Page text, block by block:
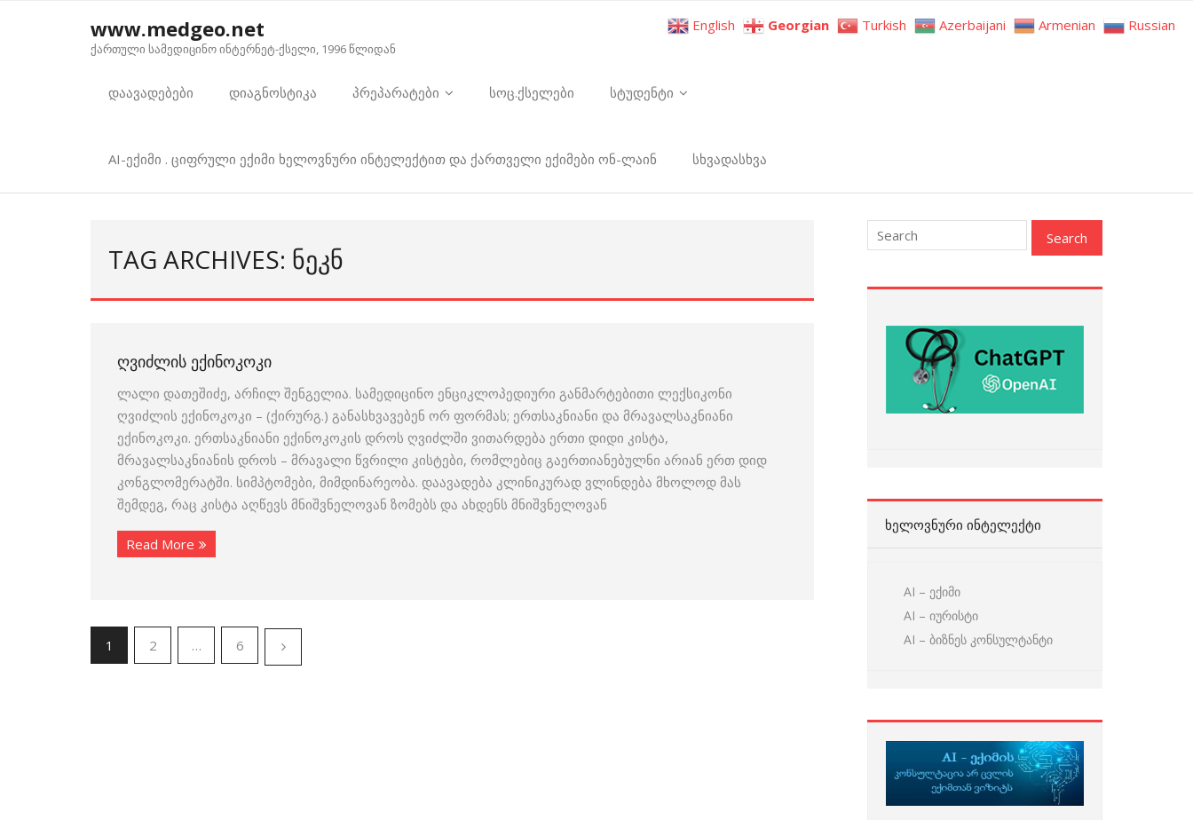
www.medgeo.net
ქართული სამედიცინო ინტერნეტ-ქსელი, 1996 წლიდან
დაავადებები დიაგნოსტიკა პრეპარატები სოც.ქსელები სტუდენტი
AI-ექიმი . ციფრული ექიმი ხელოვნური ინტელექტით და ქართველი ექიმები ონ-ლაინ სხვადასხვა
TAG ARCHIVES: ᲜᲔᲙᲜ
ᲦᲕᲘᲫᲚᲘᲡ ᲔᲥᲘᲜᲝᲙᲝᲙᲘ
ლალი დათეშიძე, არჩილ შენგელია. სამედიცინო ენციკლოპედიური განმარტებითი ლექსიკონი
ღვიძლის ექინოკოკი – (ქირურგ.) განასხვავებენ ორ ფორმას; ერთსაკნიანი და მრავალსაკნიანი
ექინოკოკი. ერთსაკნიანი ექინოკოკის დროს ღვიძლში ვითარდება ერთი დიდი კისტა,
მრავალსაკნიანის დროს – მრავალი წვრილი კისტები, რომლებიც გაერთიანებულნი არიან ერთ დიდ
კონგლომერატში. სიმპტომები, მიმდინარეობა. დაავადება კლინიკურად ვლინდება მხოლოდ მას
შემდეგ, რაც კისტა აღწევს მნიშვნელოვან ზომებს და ახდენს მნიშვნელოვან
Read More
1 2 … 6
ᲮᲔᲚᲝᲕᲜᲣᲠᲘ ᲘᲜᲢᲔᲚᲔᲥᲢᲘ
AI – ექიმი
AI – იურისტი
AI – ბიზნეს კონსულტანტი
English Georgian Turkish Azerbaijani Armenian Russian